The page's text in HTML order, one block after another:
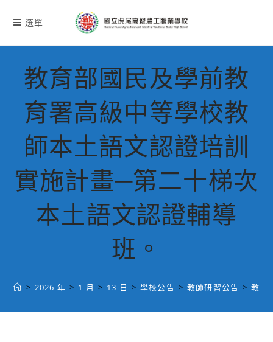
選單
教育部國民及學前教
育署高級中等學校教
師本土語文認證培訓
實施計畫─第二十梯次
本土語文認證輔導
班。
> 2026 年 > 1 月 > 13 日 > 學校公告 > 教師研習公告 > 教育